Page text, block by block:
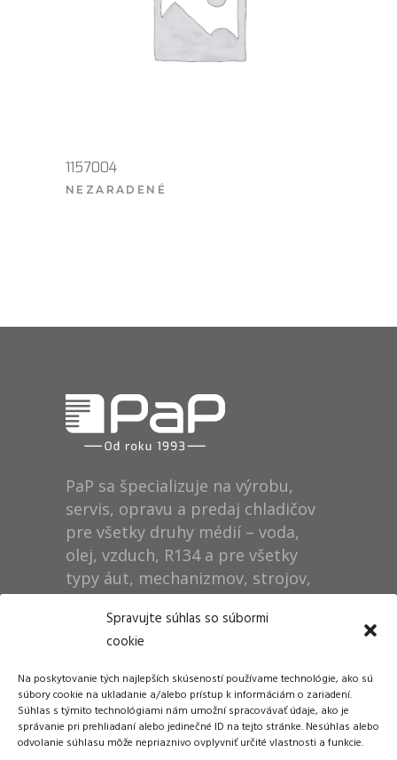
Spravujte súhlas so súbormi
cookie
Na poskytovanie tých najlepších skúseností používame technológie, ako sú
súbory cookie na ukladanie a/alebo prístup k informáciám o zariadení.
Súhlas s týmito technológiami nám umožní spracovávať údaje, ako je
správanie pri prehliadaní alebo jedinečné ID na tejto stránke. Nesúhlas alebo
odvolanie súhlasu môže nepriaznivo ovplyvniť určité vlastnosti a funkcie.
1157004
NEZARADENÉ
PaP sa špecializuje na výrobu,
servis, opravu a predaj chladičov
pre všetky druhy médií – voda,
olej, vzduch, R134 a pre všetky
typy áut, mechanizmov, strojov,
technológií, rušňov…
Dušan Pytel P a P
ŠM Stráže
058 01 Poprad